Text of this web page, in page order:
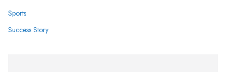
Sports
Success Story